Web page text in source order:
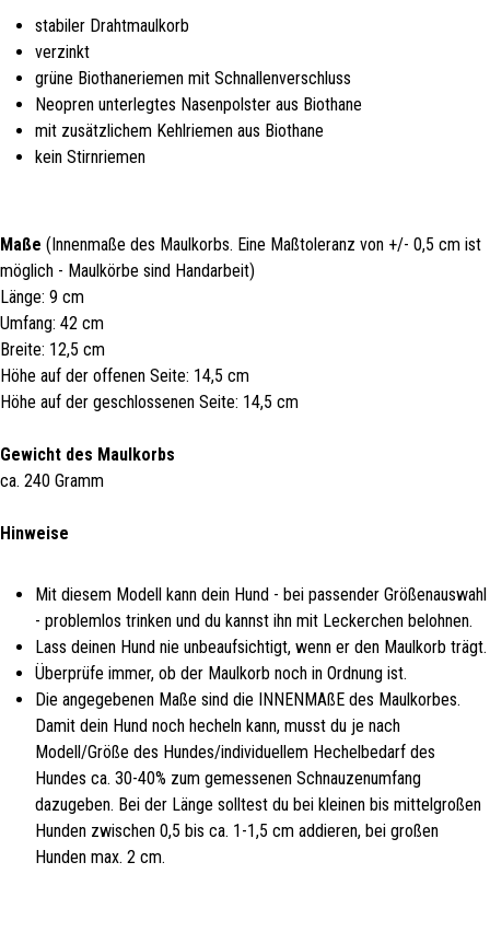
stabiler Drahtmaulkorb
verzinkt
grüne Biothaneriemen mit Schnallenverschluss
Neopren unterlegtes Nasenpolster aus Biothane
mit zusätzlichem Kehlriemen aus Biothane
kein Stirnriemen
Maße (Innenmaße des Maulkorbs. Eine Maßtoleranz von +/- 0,5 cm ist
möglich - Maulkörbe sind Handarbeit)
Länge: 9 cm
Umfang: 42 cm
Breite: 12,5 cm
Höhe auf der offenen Seite: 14,5 cm
Höhe auf der geschlossenen Seite: 14,5 cm
Gewicht des Maulkorbs
ca. 240 Gramm
Hinweise
Mit diesem Modell kann dein Hund - bei passender Größenauswahl
- problemlos trinken und du kannst ihn mit Leckerchen belohnen.
Lass deinen Hund nie unbeaufsichtigt, wenn er den Maulkorb trägt.
Überprüfe immer, ob der Maulkorb noch in Ordnung ist.
Die angegebenen Maße sind die INNENMAßE des Maulkorbes.
Damit dein Hund noch hecheln kann, musst du je nach
Modell/Größe des Hundes/individuellem Hechelbedarf des
Hundes ca. 30-40% zum gemessenen Schnauzenumfang
dazugeben. Bei der Länge solltest du bei kleinen bis mittelgroßen
Hunden zwischen 0,5 bis ca. 1-1,5 cm addieren, bei großen
Hunden max. 2 cm.